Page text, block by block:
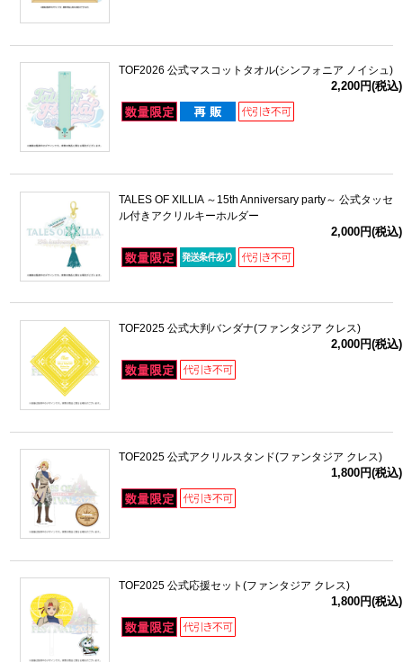
TOF2026 公式マスコットタオル(シンフォニア ノイシュ)
2,200円(税込)
TALES OF XILLIA ～15th Anniversary party～ 公式タッセ
ル付きアクリルキーホルダー
2,000円(税込)
TOF2025 公式大判バンダナ(ファンタジア クレス)
2,000円(税込)
TOF2025 公式アクリルスタンド(ファンタジア クレス)
1,800円(税込)
TOF2025 公式応援セット(ファンタジア クレス)
1,800円(税込)